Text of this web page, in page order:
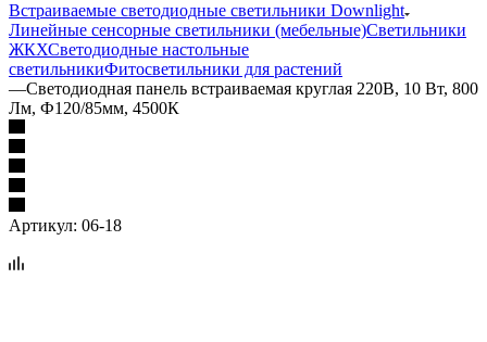
Встраиваемые светодиодные светильники Downlight
Линейные сенсорные светильники (мебельные)Светильники
ЖКХСветодиодные настольные
светильникиФитосветильники для растений
—Светодиодная панель встраиваемая круглая 220В, 10 Вт, 800
Лм, Ф120/85мм, 4500К
Артикул: 06-18